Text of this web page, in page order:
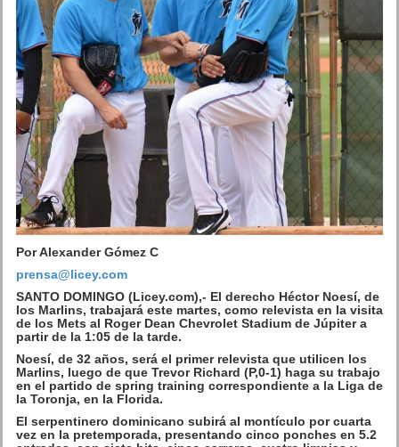
Por Alexander Gómez C
prensa@licey.com
SANTO DOMINGO (Licey.com),- El derecho Héctor Noesí, de
los Marlins, trabajará este martes, como relevista en la visita
de los Mets al Roger Dean Chevrolet Stadium de Júpiter a
partir de la 1:05 de la tarde.
Noesí, de 32 años, será el primer relevista que utilicen los
Marlins, luego de que Trevor Richard (P,0-1) haga su trabajo
en el partido de spring training correspondiente a la Liga de
la Toronja, en la Florida.
El serpentinero dominicano subirá al montículo por cuarta
vez en la pretemporada, presentando cinco ponches en 5.2